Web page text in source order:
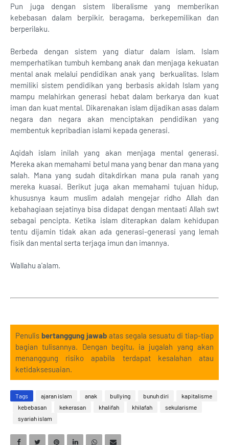
Pun juga dengan sistem liberalisme yang memberikan
kebebasan dalam berpikir, beragama, berkepemilikan dan
berperilaku.
Berbeda dengan sistem yang diatur dalam islam. Islam
memperhatikan tumbuh kembang anak dan menjaga kekuatan
mental anak melalui pendidikan anak yang berkualitas. Islam
memiliki sistem pendidikan yang berbasis akidah Islam yang
mampu melahirkan generasi hebat dalam berkarya dan kuat
iman dan kuat mental. Dikarenakan islam dijadikan asas dalam
negara dan negara akan menciptakan pendidikan yang
membentuk kepribadian islami kepada generasi.
Aqidah islam inilah yang akan menjaga mental generasi.
Mereka akan memahami betul mana yang benar dan mana yang
salah. Mana yang sudah ditakdirkan mana pula ranah yang
mereka kuasai. Berikut juga akan memahami tujuan hidup,
khususnya kaum muslim adalah mengejar ridho Allah dan
kebahagiaan sejatinya bisa didapat dengan mentaati Allah swt
sebagai pencipta. Ketika islam diterapkan dalam kehidupan
tentu dijamin tidak akan ada generasi-generasi yang lemah
fisik dan mental serta terjaga imun dan imannya.
Wallahu a'alam.
Penulis bertanggung jawab atas segala sesuatu di tiap-tiap
bagian tulisannya. Dengan begitu, ia jugalah yang akan
menanggung risiko apabila terdapat kesalahan atau
ketidaksesuaian.
Tags ajaran islam anak bullying bunuh diri
kapitalisme
kebebasan
kekerasan khalifah khilafah
sekularisme
syariah islam